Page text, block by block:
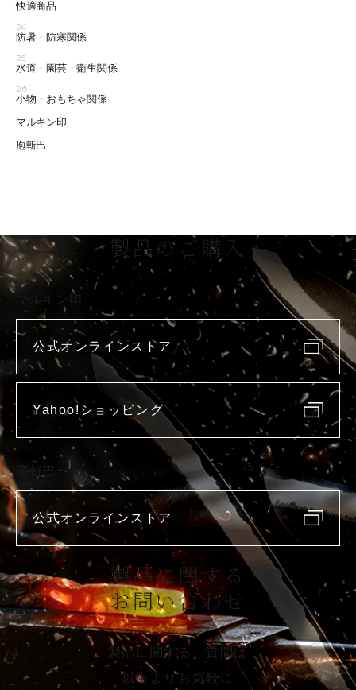
快適商品
24
防暑・防寒関係
25
水道・園芸・衛生関係
26
小物・おもちゃ関係
マルキン印
庖斬巴
製品のご購入
マルキン印
公式オンラインストア
Yahoo!ショッピング
庖斬巴
公式オンラインストア
製品に関する
お問い合わせ
製品に関するご質問は
以下よりお気軽に